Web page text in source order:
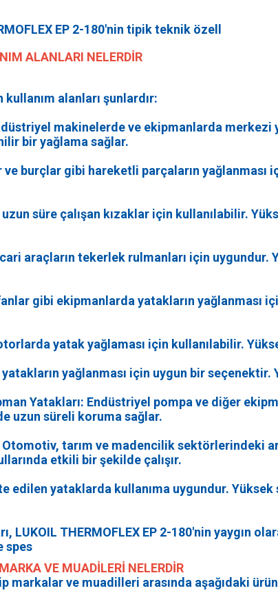
ЕР 2-180'nin tipik teknik özell
ALANLARI NELERDİR
kullanım alanları şunlardır:
makinelerde ve ekipmanlarda merkezi
bir yağlama sağlar.
burçlar gibi hareketli parçaların yağlanması
süre çalışan kızaklar için kullanılabilir.
araçların tekerlek rulmanları için uygundur.
gibi ekipmanlarda yatakların yağlanması
yatak yağlaması için kullanılabilir.
yağlanması için uygun bir
Yatakları: Endüstriyel pompa ve diğer
uzun süreli koruma sağlar.
tarım ve madencilik sektörlerindeki
etkili bir şekilde çalışır.
edilen yataklarda kullanıma uygundur. Yüksek
LUKOIL THERMOFLEX ЕР 2-180'nin yaygın
spes
VE MUADİLERİ NELERDİR
markalar ve muadilleri arasında aşağıdaki